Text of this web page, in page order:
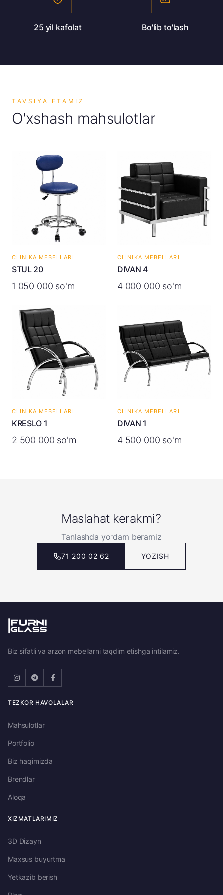
25 yil kafolat Bo'lib to'lash
TAVSIYA ETAMIZ
O'xshash mahsulotlar
CLINIKA MEBELLARI
STUL 20
1 050 000 so'm
CLINIKA MEBELLARI
DIVAN 4
4 000 000 so'm
CLINIKA MEBELLARI
KRESLO 1
2 500 000 so'm
CLINIKA MEBELLARI
DIVAN 1
4 500 000 so'm
Maslahat kerakmi?
Tanlashda yordam beramiz
71 200 02 62 YOZISH
Biz sifatli va arzon mebellarni taqdim etishga intilamiz.
TEZKOR HAVOLALAR
Mahsulotlar
Portfolio
Biz haqimizda
Brendlar
Aloqa
XIZMATLARIMIZ
3D Dizayn
Maxsus buyurtma
Yetkazib berish